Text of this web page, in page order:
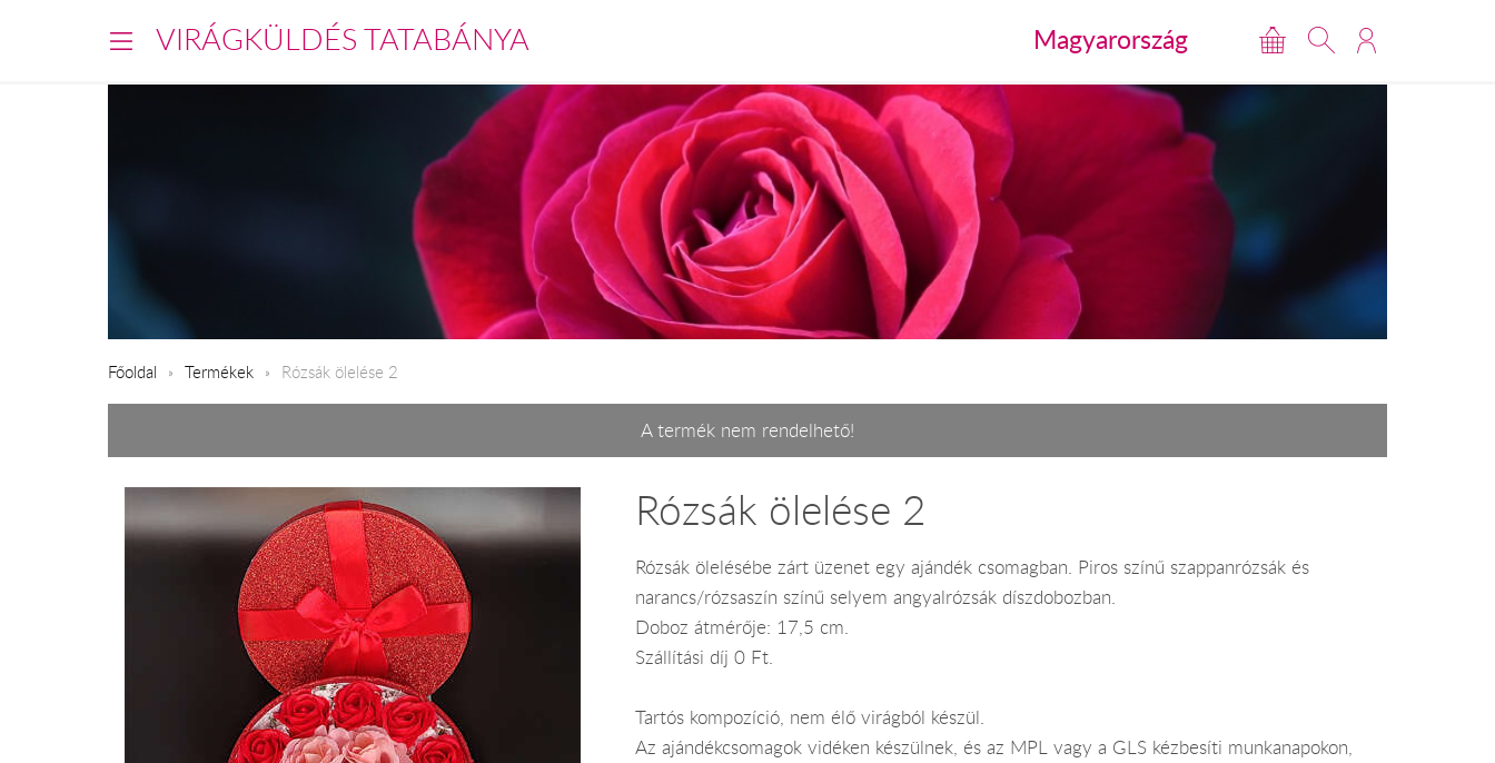
VIRÁGKÜLDÉS TATABÁNYA Magyarország
Főoldal Termékek Rózsák ölelése 2
A termék nem rendelhető!
Rózsák ölelése 2
Rózsák ölelésébe zárt üzenet egy ajándék csomagban. Piros színű szappanrózsák és
narancs/rózsaszín színű selyem angyalrózsák díszdobozban.
Doboz átmérője: 17,5 cm.
Szállítási díj 0 Ft.
Tartós kompozíció, nem élő virágból készül.
Az ajándékcsomagok vidéken készülnek, és az MPL vagy a GLS kézbesíti munkanapokon,